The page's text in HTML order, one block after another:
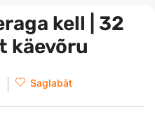
kell | 32
käevõru
Saglabāt